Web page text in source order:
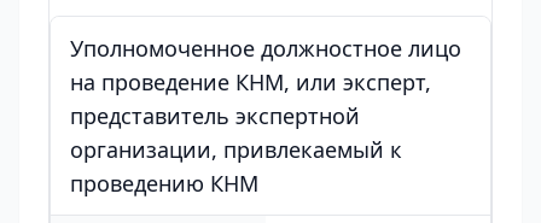
Уполномоченное должностное лицо
на проведение КНМ, или эксперт,
представитель экспертной
организации, привлекаемый к
проведению КНМ